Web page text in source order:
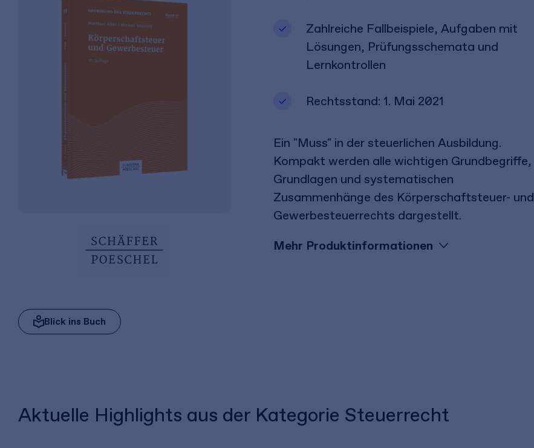
Blick ins Buch
Zahlreiche Fallbeispiele, Aufgaben mit
Lösungen, Prüfungsschemata und
Lernkontrollen
Rechtsstand: 1. Mai 2021
Ein "Muss" in der steuerlichen Ausbildung.
Kompakt werden alle wichtigen Grundbegriffe,
Grundlagen und systematischen
Zusammenhänge des Körperschaftsteuer- und
Gewerbesteuerrechts dargestellt.
Mehr Produktinformationen
Aktuelle Highlights aus der Kategorie Steuerrecht